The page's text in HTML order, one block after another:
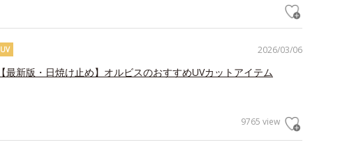
2026/03/06
UV
【最新版・日焼け止め】オルビスのおすすめUVカットアイテム
9765 view